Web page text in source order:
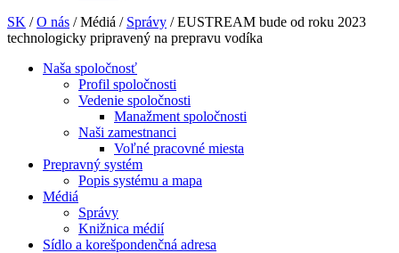
SK / O nás /Médiá / Správy /EUSTREAM bude od roku 2023
technologicky pripravený na prepravu vodíka
Naša spoločnosť
Profil spoločnosti
Vedenie spoločnosti
Manažment spoločnosti
Naši zamestnanci
Voľné pracovné miesta
Prepravný systém
Popis systému a mapa
Médiá
Správy
Knižnica médií
Sídlo a korešpondenčná adresa